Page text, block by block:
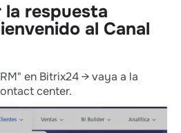
la respuesta
al Canal
en Bitrix24 → vaya a la
center.